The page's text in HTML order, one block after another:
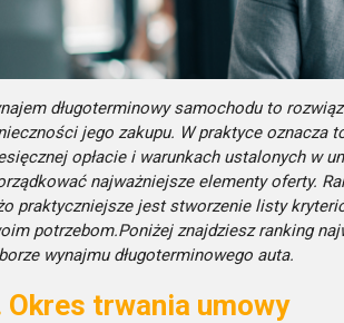
długoterminowy samochodu to
jego zakupu. W praktyce oznacza
opłacie i warunkach ustalonych w
najważniejsze elementy oferty.
praktyczniejsze jest stworzenie listy
potrzebom.Poniżej znajdziesz ranking
wynajmu długoterminowego auta.
Okres trwania umowy